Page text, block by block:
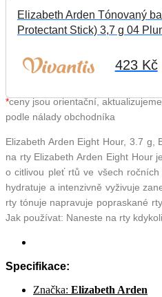
Elizabeth Arden Tónovaný
Protectant Stick) 3,7 g 04
423 Kč
*ceny jsou orientační,
podle nálady obchodníka
Elizabeth Arden Eight Hour, 3.7 g,
na rty Elizabeth Arden Eight Hour
o citlivou pleť rtů ve všech
hydratuje a intenzivně vyživuje
rty tónuje napravuje popraskané
Jak používat: Naneste na rty
Specifikace:
Značka: Elizabeth Arden